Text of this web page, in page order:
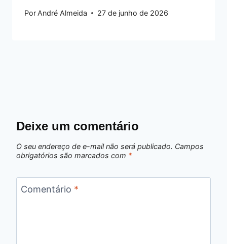
PorAndré Almeida 27 de junho de 2026
Deixe um comentário
O seu endereço de e-mail não será publicado. Campos
obrigatórios são marcados com *
Comentário *